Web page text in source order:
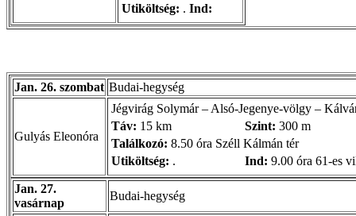
Utiköltség: . Ind:
Jan. 26. szombat Budai-hegység
Gulyás Eleonóra
Jégvirág Solymár – Alsó-Jegenye-völgy –
Táv: 15 km Szint: 300 m
Találkozó: 8.50 óra Széll Kálmán tér
Utiköltség: . Ind: 9.00 óra 61-es
Jan. 27.
vasárnap
Budai-hegység